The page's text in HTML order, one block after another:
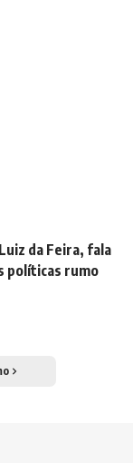
da Feira, fala
políticas rumo